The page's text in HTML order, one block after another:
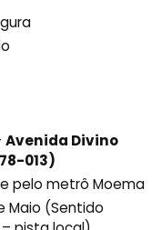
Avenida Divino
013)
pelo metrô Moema
Maio (Sentido